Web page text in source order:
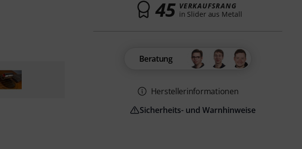
45 VERKAUFSRANG
in Slider aus Metall
Beratung
Herstellerinformationen
Sicherheits- und Warnhinweise